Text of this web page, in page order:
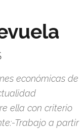
económicas de
ella con criterio
Trabajo a partir